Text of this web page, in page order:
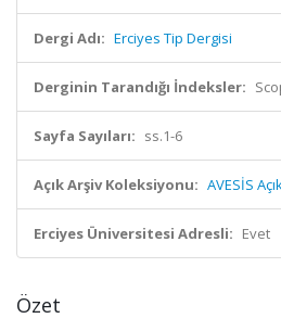
Dergi Adı: Erciyes Tip Dergisi
Derginin Tarandığı İndeksler:
Sayfa Sayıları: ss.1-6
Açık Arşiv Koleksiyonu: AVESİS
Erciyes Üniversitesi Adresli: Evet
Özet